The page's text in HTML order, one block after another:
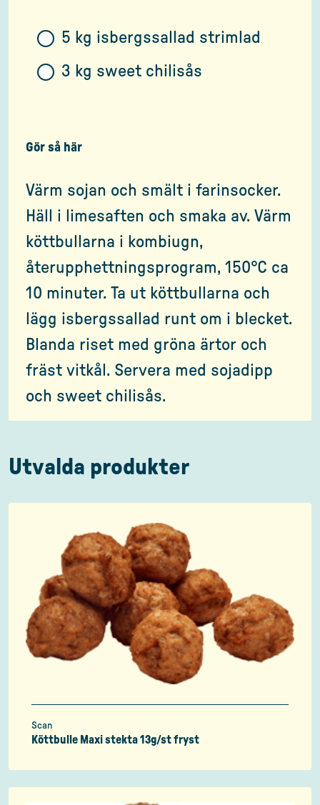
5 kg isbergssallad strimlad
3 kg sweet chilisås
Gör så här
Värm sojan och smält i farinsocker.
Häll i limesaften och smaka av. Värm
köttbullarna i kombiugn,
återupphettningsprogram, 150°C ca
10 minuter. Ta ut köttbullarna och
lägg isbergssallad runt om i blecket.
Blanda riset med gröna ärtor och
fräst vitkål. Servera med sojadipp
och sweet chilisås.
Utvalda produkter
Scan
Köttbulle Maxi stekta 13g/st fryst